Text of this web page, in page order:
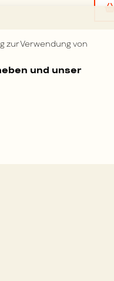
zur Verwendung von
und unser